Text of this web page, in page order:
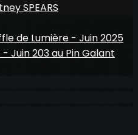
SPEARS
de Lumière - Juin 2025
- Juin 203 au Pin Galant